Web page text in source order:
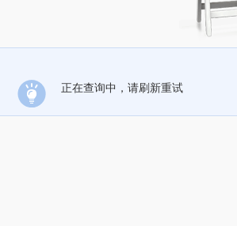
正在查询中，请刷新重试